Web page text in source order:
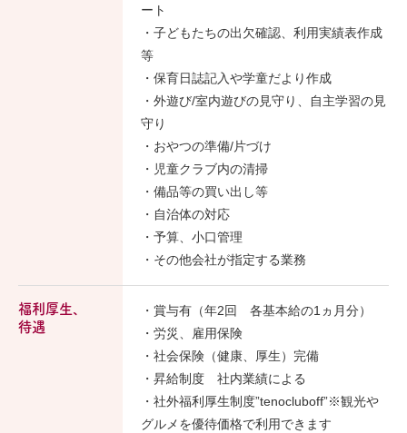
ート
・子どもたちの出欠確認、利用実績表作成
等
・保育日誌記入や学童だより作成
・外遊び/室内遊びの見守り、自主学習の見
守り
・おやつの準備/片づけ
・児童クラブ内の清掃
・備品等の買い出し等
・自治体の対応
・予算、小口管理
・その他会社が指定する業務
福利厚生、
待遇
・賞与有（年2回 各基本給の1ヵ月分）
・労災、雇用保険
・社会保険（健康、厚生）完備
・昇給制度 社内業績による
・社外福利厚生制度”tenocluboff”※観光や
グルメを優待価格で利用できます